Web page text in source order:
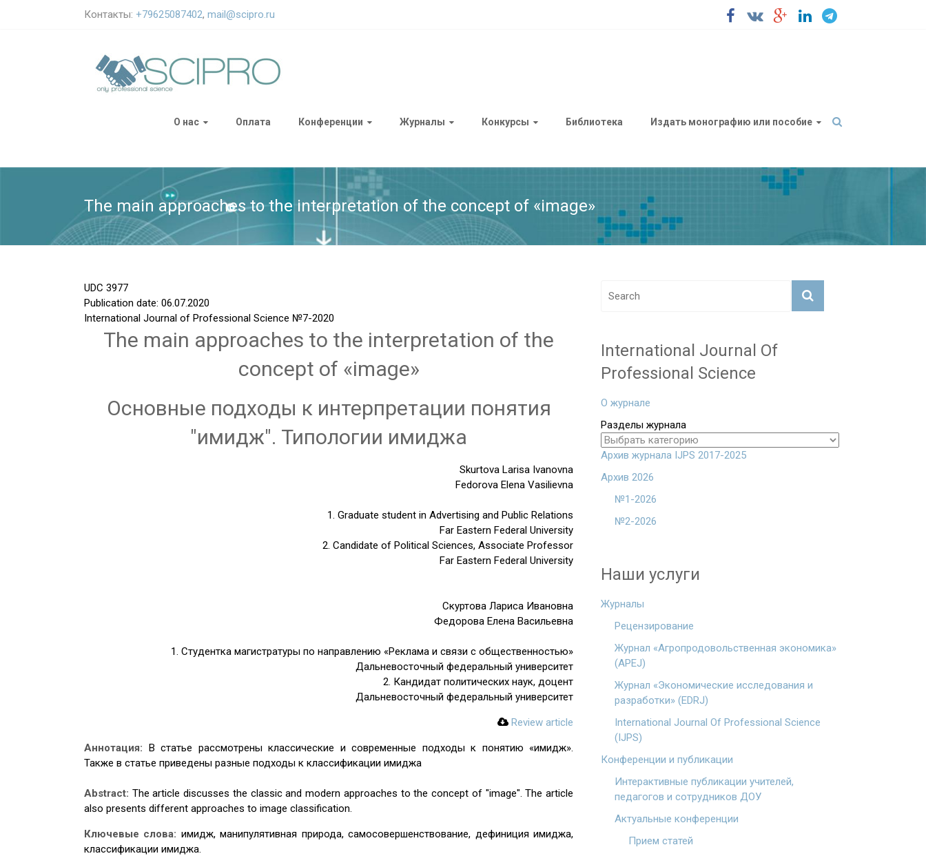
Контакты: +79625087402, mail@scipro.ru
О нас Оплата Конференции Журналы Конкурсы Библиотека Издать монографию или пособие
The main approaches to the interpretation of the concept of «image»
UDC 3977
Publication date: 06.07.2020
International Journal of Professional Science №7-2020
The main approaches to the interpretation of the
concept of «image»
Основные подходы к интерпретации понятия
"имидж". Типологии имиджа
Skurtova Larisa Ivanovna
Fedorova Elena Vasilievna
1. Graduate student in Advertising and Public Relations
Far Eastern Federal University
2. Candidate of Political Sciences, Associate Professor
Far Eastern Federal University
Скуртова Лариса Ивановна
Федорова Елена Васильевна
1. Студентка магистратуры по направлению «Реклама и связи с общественностью»
Дальневосточный федеральный университет
2. Кандидат политических наук, доцент
Дальневосточный федеральный университет
Review article
Аннотация: В статье рассмотрены классические и современные подходы к понятию «имидж».
Также в статье приведены разные подходы к классификации имиджа
Abstract: The article discusses the classic and modern approaches to the concept of "image". The article
also presents different approaches to image classification.
Ключевые слова: имидж, манипулятивная природа, самосовершенствование, дефиниция имиджа,
классификации имиджа.
International Journal Of
Professional Science
О журнале
Разделы журнала
Архив журнала IJPS 2017-2025
Архив 2026
№1-2026
№2-2026
Наши услуги
Журналы
Рецензирование
Журнал «Агропродовольственная экономика»
(APEJ)
Журнал «Экономические исследования и
разработки» (EDRJ)
International Journal Of Professional Science
(IJPS)
Конференции и публикации
Интерактивные публикации учителей,
педагогов и сотрудников ДОУ
Актуальные конференции
Прием статей